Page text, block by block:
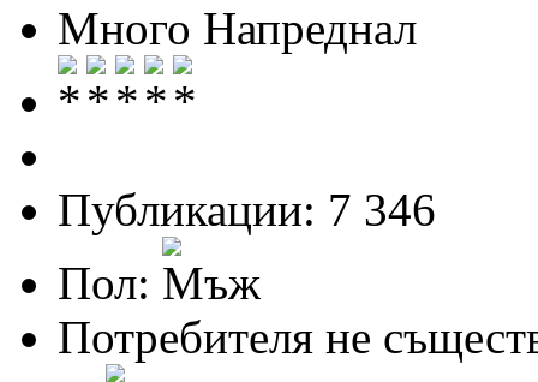
Много Напреднал
Публикации: 7 346
Пол:
Потребителя не